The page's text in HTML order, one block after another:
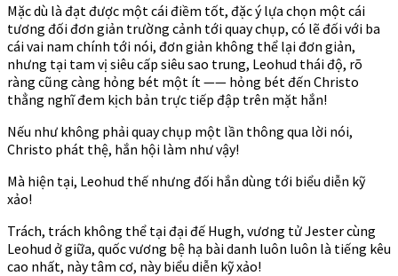
Mặc dù là đạt được một cái điềm tốt, đặc ý lựa chọn một cái
tương đối đơn giản trường cảnh tới quay chụp, có lẽ đối với ba
cái vai nam chính tới nói, đơn giản không thể lại đơn giản,
nhưng tại tam vị siêu cấp siêu sao trung, Leohud thái độ, rõ
ràng cũng càng hỏng bét một ít —— hỏng bét đến Christo
thẳng nghĩ đem kịch bản trực tiếp đập trên mặt hắn!
Nếu như không phải quay chụp một lần thông qua lời nói,
Christo phát thệ, hắn hội làm như vậy!
Mà hiện tại, Leohud thế nhưng đối hắn dùng tới biểu diễn kỹ
xảo!
Trách, trách không thể tại đại đế Hugh, vương tử Jester cùng
Leohud ở giữa, quốc vương bệ hạ bài danh luôn luôn là tiếng kêu
cao nhất, này tâm cơ, này biểu diễn kỹ xảo!